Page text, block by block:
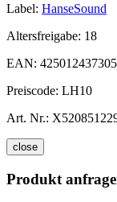
Label: HanseSound
Altersfreigabe: 18
EAN:
Preiscode: LH10
Art. Nr.:
close
Produkt